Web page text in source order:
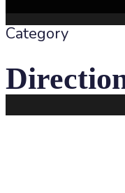
Category